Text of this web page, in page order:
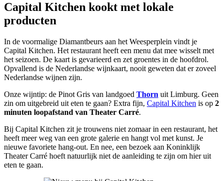
Capital Kitchen kookt met lokale
producten
In de voormalige Diamantbeurs aan het Weesperplein vindt je
Capital Kitchen. Het restaurant heeft een menu dat mee wisselt met
het seizoen. De kaart is gevarieerd en zet groentes in de hoofdrol.
Opvallend is de Nederlandse wijnkaart, nooit geweten dat er zoveel
Nederlandse wijnen zijn.
Onze wijntip: de Pinot Gris van landgoed Thorn uit Limburg. Geen
zin om uitgebreid uit eten te gaan? Extra fijn, Capital Kitchen is op 2
minuten loopafstand van Theater Carré.
Bij Capital Kitchen zit je trouwens niet zomaar in een restaurant, het
heeft meer weg van een grote galerie en hangt vol met kunst. Je
nieuwe favoriete hang-out. En nee, een bezoek aan Koninklijk
Theater Carré hoeft natuurlijk niet de aanleiding te zijn om hier uit
eten te gaan.